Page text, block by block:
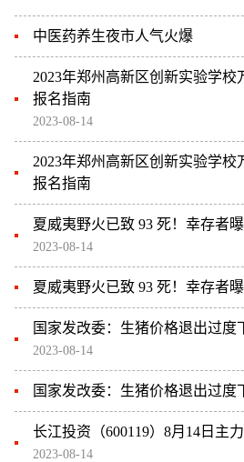
中医药养生夜市人气火爆
2023年郑州高新区创新实验学
报名指南
2023-08-14
2023年郑州高新区创新实验学
报名指南
夏威夷野火已致 93 死！幸存者
2023-08-14
夏威夷野火已致 93 死！幸存者
国家发改委：生猪价格退出过度
2023-08-14
国家发改委：生猪价格退出过度
长江投资（600119）8月14日主
2023-08-14